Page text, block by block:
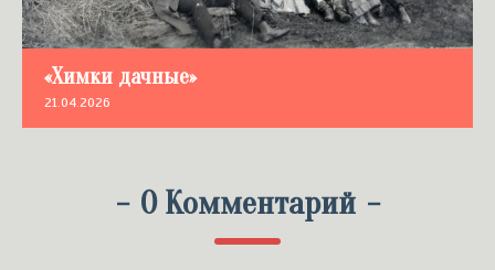
«Химки дачные»
21.04.2026
- 0 Комментарий -